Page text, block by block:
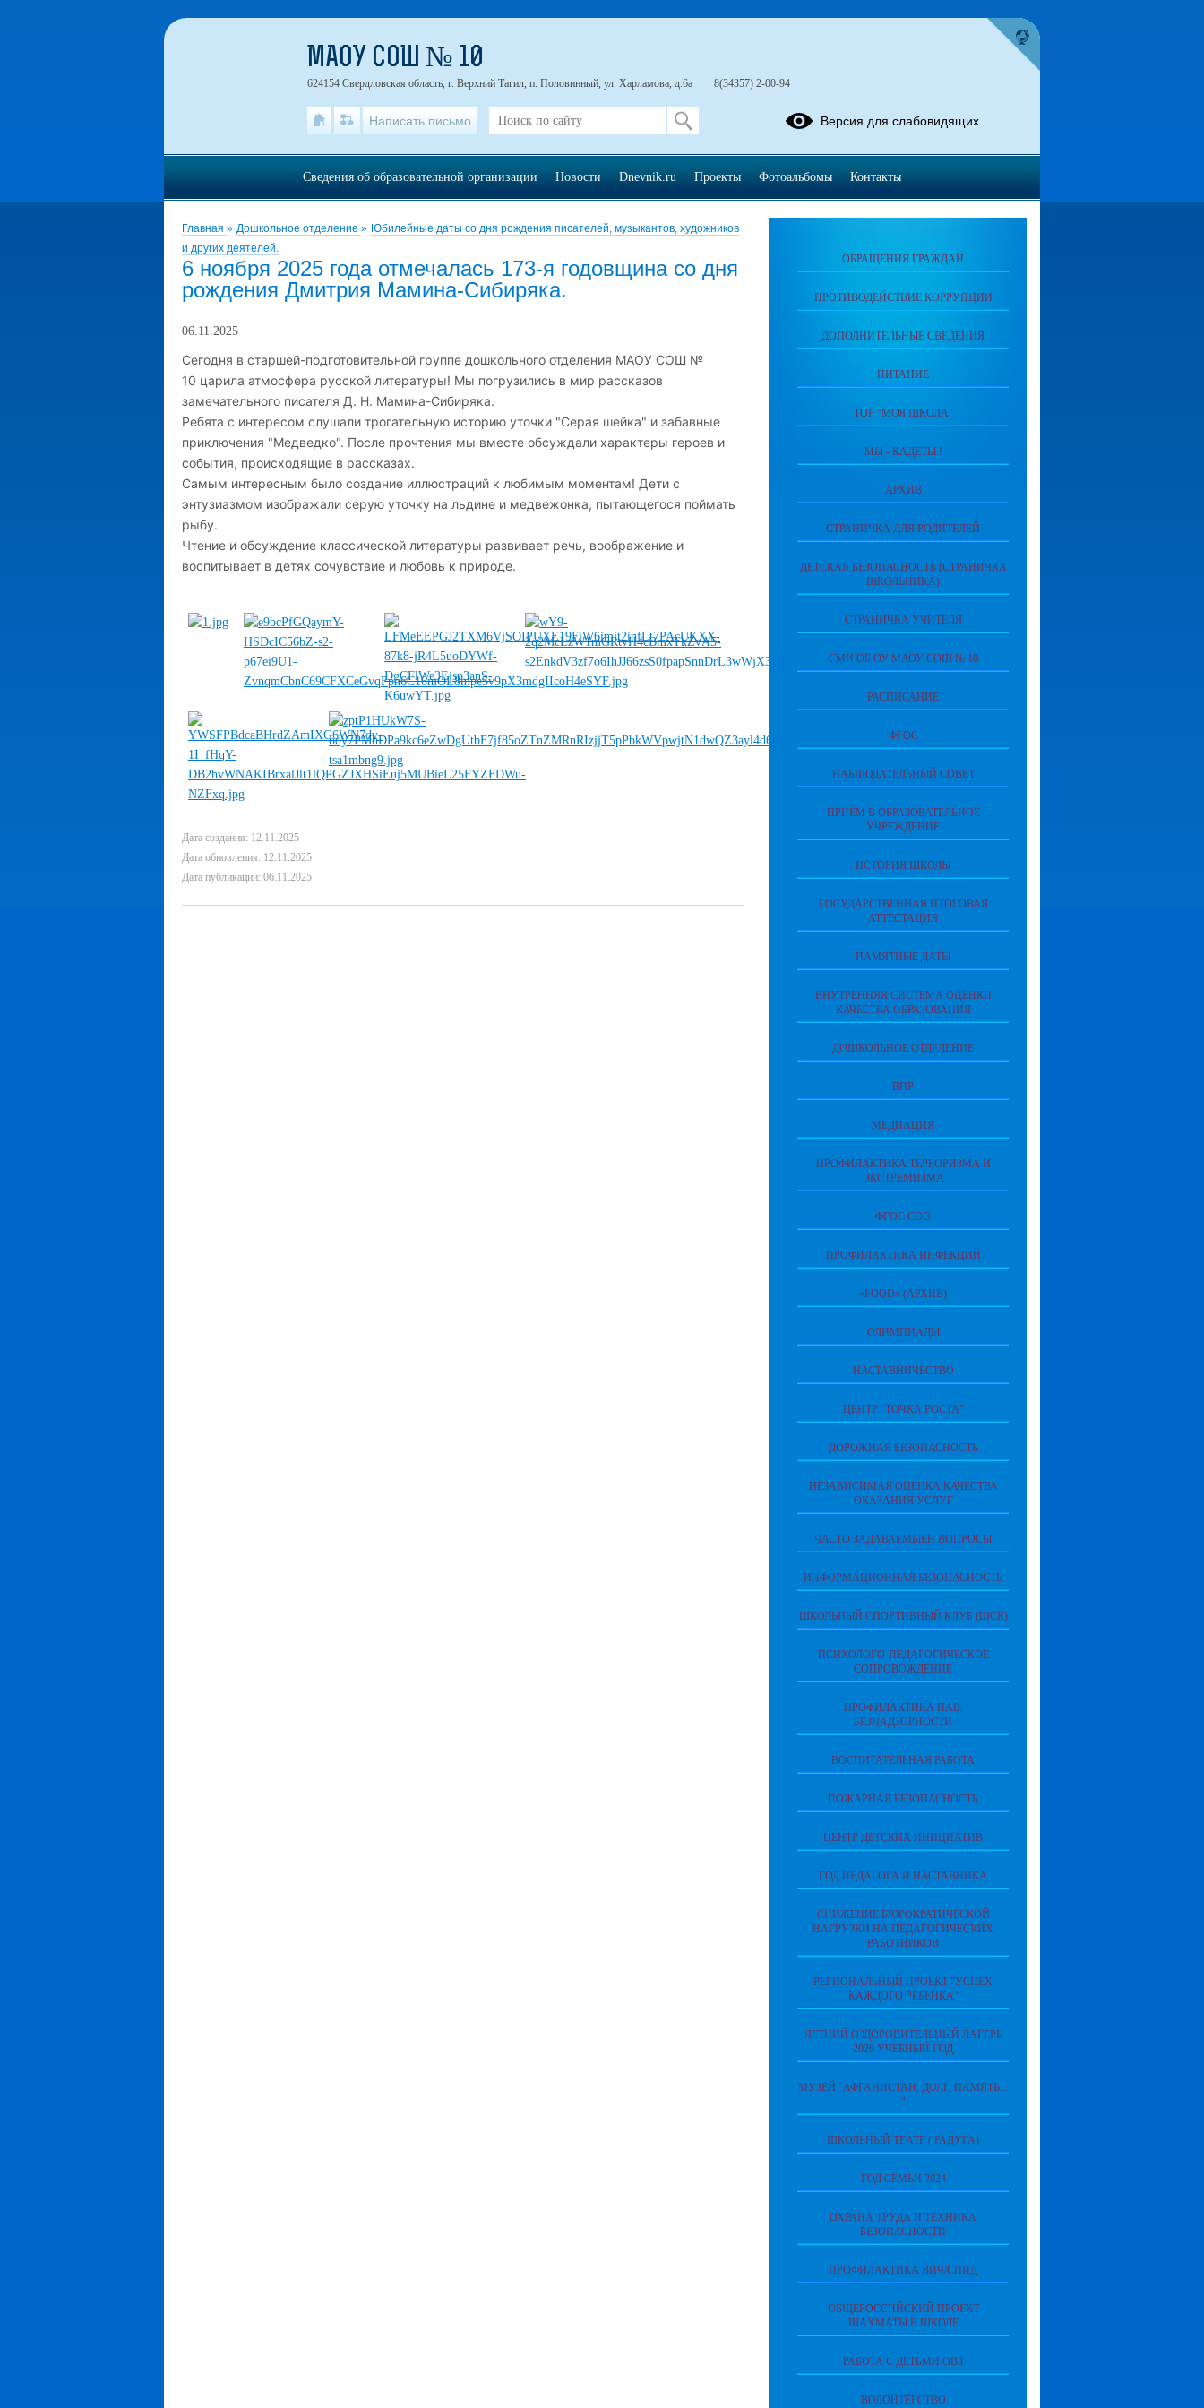
Главная » Дошкольное отделение » Юбилейные даты со дня рождения писателей, музыкантов, художников
и других деятелей.
6 ноября 2025 года отмечалась 173-я годовщина со дня
рождения Дмитрия Мамина-Сибиряка.
06.11.2025
Сегодня в старшей-подготовительной группе дошкольного отделения МАОУ СОШ №
10 царила атмосфера русской литературы! Мы погрузились в мир рассказов
замечательного писателя Д. Н. Мамина-Сибиряка.
Ребята с интересом слушали трогательную историю уточки "Серая шейка" и забавные
приключения "Медведко". После прочтения мы вместе обсуждали характеры героев и
события, происходящие в рассказах.
Самым интересным было создание иллюстраций к любимым моментам! Дети с
энтузиазмом изображали серую уточку на льдине и медвежонка, пытающегося поймать
рыбу.
Чтение и обсуждение классической литературы развивает речь, воображение и
воспитывает в детях сочувствие и любовь к природе.
Дата создания: 12.11.2025
Дата обновления: 12.11.2025
Дата публикации: 06.11.2025
ОБРАЩЕНИЯ ГРАЖДАН
ПРОТИВОДЕЙСТВИЕ КОРРУПЦИИ
ДОПОЛНИТЕЛЬНЫЕ СВЕДЕНИЯ
ПИТАНИЕ
ТОР "МОЯ ШКОЛА"
МЫ - КАДЕТЫ !
АРХИВ
СТРАНИЧКА ДЛЯ РОДИТЕЛЕЙ
ДЕТСКАЯ БЕЗОПАСНОСТЬ (СТРАНИЧКА
ШКОЛЬНИКА)
СТРАНИЧКА УЧИТЕЛЯ
СМИ ОБ ОУ МАОУ СОШ № 10
РАСПИСАНИЕ
ФГОС
НАБЛЮДАТЕЛЬНЫЙ СОВЕТ
ПРИЁМ В ОБРАЗОВАТЕЛЬНОЕ
УЧРЕЖДЕНИЕ
ИСТОРИЯ ШКОЛЫ
ГОСУДАРСТВЕННАЯ ИТОГОВАЯ
АТТЕСТАЦИЯ
ПАМЯТНЫЕ ДАТЫ
ВНУТРЕННЯЯ СИСТЕМА ОЦЕНКИ
КАЧЕСТВА ОБРАЗОВАНИЯ
ДОШКОЛЬНОЕ ОТДЕЛЕНИЕ
ВПР
МЕДИАЦИЯ
ПРОФИЛАКТИКА ТЕРРОРИЗМА И
ЭКСТРЕМИЗМА
ФГОС СОО
ПРОФИЛАКТИКА ИНФЕКЦИЙ
«FOOD» (АРХИВ)
ОЛИМПИАДЫ
НАСТАВНИЧЕСТВО
ЦЕНТР "ТОЧКА РОСТА"
ДОРОЖНАЯ БЕЗОПАСНОСТЬ
НЕЗАВИСИМАЯ ОЦЕНКА КАЧЕСТВА
ОКАЗАНИЯ УСЛУГ
ЧАСТО ЗАДАВАЕМЫЕН ВОПРОСЫ
ИНФОРМАЦИОННАЯ БЕЗОПАСНОСТЬ
ШКОЛЬНЫЙ СПОРТИВНЫЙ КЛУБ (ШСК)
ПСИХОЛОГО-ПЕДАГОГИЧЕСКОЕ
СОПРОВОЖДЕНИЕ
ПРОФИЛАКТИКА ПАВ,
БЕЗНАДЗОРНОСТИ
ВОСПИТАТЕЛЬНАЯ РАБОТА
ПОЖАРНАЯ БЕЗОПАСНОСТЬ
ЦЕНТР ДЕТСКИХ ИНИЦИАТИВ
ГОД ПЕДАГОГА И НАСТАВНИКА
СНИЖЕНИЕ БЮРОКРАТИЧЕСКОЙ
НАГРУЗКИ НА ПЕДАГОГИЧЕСКИХ
РАБОТНИКОВ
РЕГИОНАЛЬНЫЙ ПРОЕКТ "УСПЕХ
КАЖДОГО РЕБЕНКА"
ЛЕТНИЙ ОЗДОРОВИТЕЛЬНЫЙ ЛАГЕРЬ
2026 УЧЕБНЫЙ ГОД
МУЗЕЙ "АФГАНИСТАН, ДОЛГ, ПАМЯТЬ...
"
ШКОЛЬНЫЙ ТЕАТР ( РАДУГА)
ГОД СЕМЬИ 2024
ОХРАНА ТРУДА И ТЕХНИКА
БЕЗОПАСНОСТИ
ПРОФИЛАКТИКА ВИЧ/СПИД
ОБЩЕРОССИЙСКИЙ ПРОЕКТ
ШАХМАТЫ В ШКОЛЕ
РАБОТА С ДЕТЬМИ ОВЗ
ВОЛОНТЁРСТВО
МАОУ СОШ № 10
624154 Свердловская область, г. Верхний Тагил, п. Половинный, ул. Харламова, д.6а 8(34357) 2-00-94
Написать письмо Версия для слабовидящих
Сведения об образовательной организации Новости Dnevnik.ru Проекты Фотоальбомы Контакты